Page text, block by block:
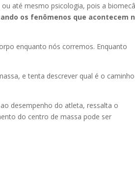
até mesmo psicologia, pois a
os fenômenos que acontecem
enquanto nós corremos. Enquanto
e tenta descrever qual é o
desempenho do atleta, ressalta o
do centro de massa pode ser